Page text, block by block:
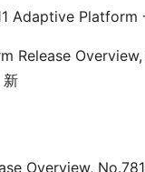
Adaptive Platform
Release Overview,
新
Overview,